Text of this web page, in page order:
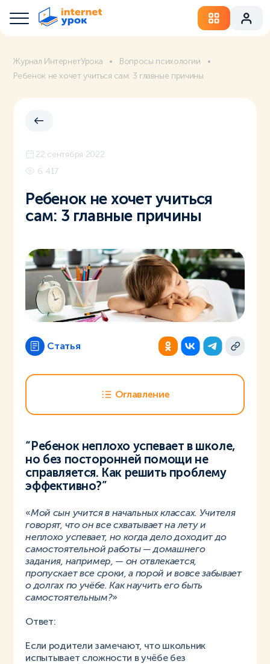
Журнал ИнтернетУрока
Вопросы психологии
Ребенок не хочет учиться сам: 3 главные причины
22 сентября 2022
6 417
Ребенок не хочет учиться
сам: 3 главные причины
Статья
Оглавление
“Ребенок неплохо успевает в школе,
но без посторонней помощи не
справляется. Как решить проблему
эффективно?”
«Мой сын учится в начальных классах. Учителя
говорят, что он все схватывает на лету и
неплохо успевает, но когда дело доходит до
самостоятельной работы — домашнего
задания, например, — он отвлекается,
пропускает все сроки, а порой и вовсе забывает
о долгах по учёбе. Как научить его быть
самостоятельным?»
Ответ:
Если родители замечают, что школьник
испытывает сложности в учёбе без